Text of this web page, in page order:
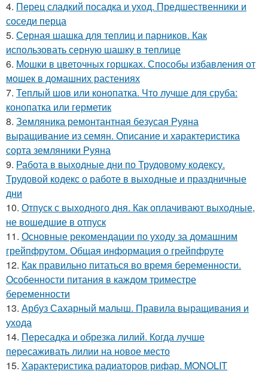
4. Перец сладкий посадка и уход. Предшественники и
соседи перца
5. Серная шашка для теплиц и парников. Как
использовать серную шашку в теплице
6. Мошки в цветочных горшках. Способы избавления от
мошек в домашних растениях
7. Теплый шов или конопатка. Что лучше для сруба:
конопатка или герметик
8. Земляника ремонтантная безусая Руяна
выращивание из семян. Описание и характеристика
сорта земляники Руяна
9. Работа в выходные дни по Трудовому кодексу.
Трудовой кодекс о работе в выходные и праздничные
дни
10. Отпуск с выходного дня. Как оплачивают выходные,
не вошедшие в отпуск
11. Основные рекомендации по уходу за домашним
грейпфрутом. Общая информация о грейпфруте
12. Как правильно питаться во время беременности.
Особенности питания в каждом триместре
беременности
13. Арбуз Сахарный малыш. Правила выращивания и
ухода
14. Пересадка и обрезка лилий. Когда лучше
пересаживать лилии на новое место
15. Характеристика радиаторов рифар. MONOLIT